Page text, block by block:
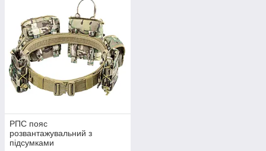
РПС пояс
розвантажувальний з
підсумками